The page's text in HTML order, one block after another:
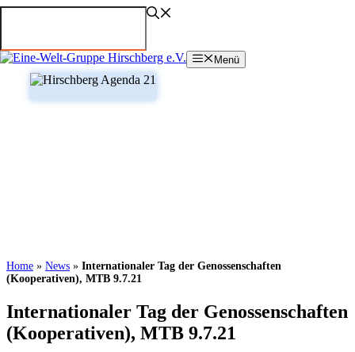
Zum
Menü
Home » News » Internationaler Tag der Genossenschaften
(Kooperativen), MTB 9.7.21
Internationaler Tag der Genossenschaften
(Kooperativen), MTB 9.7.21